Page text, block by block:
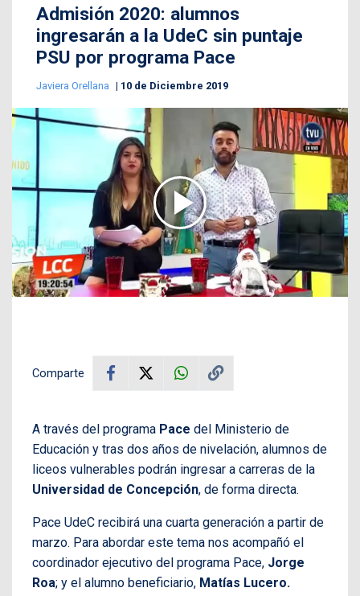
Admisión 2020: alumnos
ingresarán a la UdeC sin puntaje
PSU por programa Pace
Javiera Orellana 10 de Diciembre 2019
Comparte
A través del programa Pace del Ministerio de
Educación y tras dos años de nivelación, alumnos de
liceos vulnerables podrán ingresar a carreras de la
Universidad de Concepción, de forma directa.
Pace UdeC recibirá una cuarta generación a partir de
marzo. Para abordar este tema nos acompañó el
coordinador ejecutivo del programa Pace, Jorge
Roa; y el alumno beneficiario, Matías Lucero.